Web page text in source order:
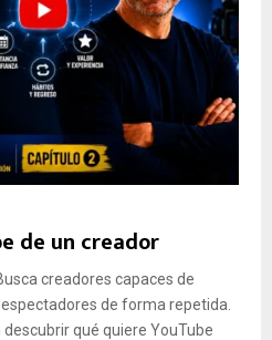
de un creador
creadores capaces de
de forma repetida.
qué quiere YouTube